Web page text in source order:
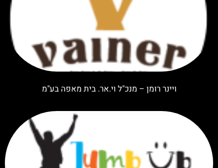
ויינר רומן – מנכ"ל וי.אר. בית מאפה בע"מ